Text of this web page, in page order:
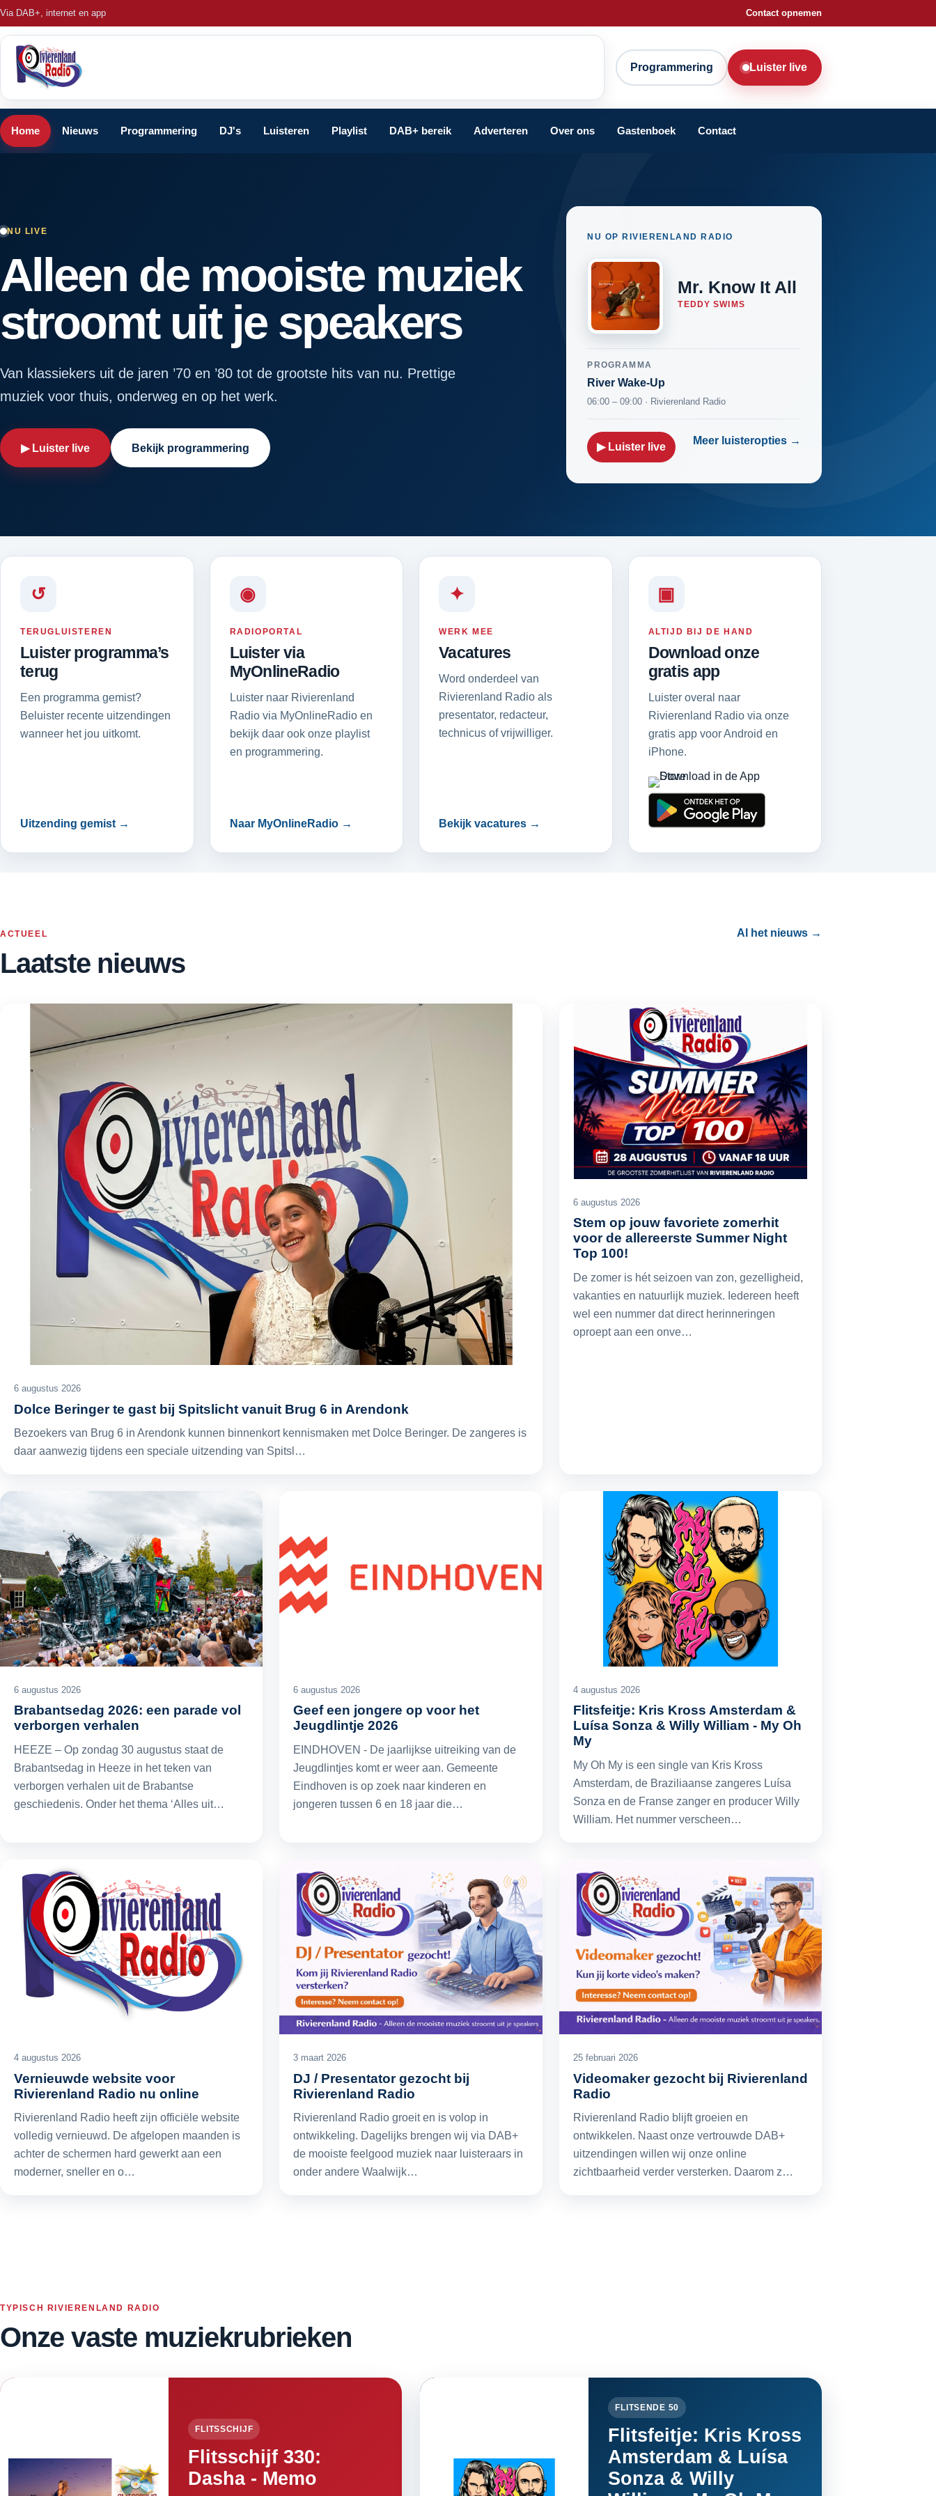
Via DAB+, internet en app Contact opnemen
Programmering Luister live
Home Nieuws Programmering DJ's Luisteren Playlist DAB+ bereik Adverteren Over ons Gastenboek Contact
NU LIVE
Alleen de mooiste muziek
stroomt uit je speakers
Van klassiekers uit de jaren ’70 en ’80 tot de grootste hits van nu. Prettige
muziek voor thuis, onderweg en op het werk.
▶ Luister live Bekijk programmering
NU OP RIVIERENLAND RADIO
Mr. Know It All
TEDDY SWIMS
PROGRAMMA
River Wake-Up
06:00 – 09:00 · Rivierenland Radio
▶ Luister live
Meer luisteropties →
↺
TERUGLUISTEREN
Luister programma’s
terug
Een programma gemist?
Beluister recente uitzendingen
wanneer het jou uitkomt.
Uitzending gemist →
◉
RADIOPORTAL
Luister via
MyOnlineRadio
Luister naar Rivierenland
Radio via MyOnlineRadio en
bekijk daar ook onze playlist
en programmering.
Naar MyOnlineRadio →
✦
WERK MEE
Vacatures
Word onderdeel van
Rivierenland Radio als
presentator, redacteur,
technicus of vrijwilliger.
Bekijk vacatures →
▣
ALTIJD BIJ DE HAND
Download onze
gratis app
Luister overal naar
Rivierenland Radio via onze
gratis app voor Android en
iPhone.
ACTUEEL
Laatste nieuws
Al het nieuws →
6 augustus 2026
Dolce Beringer te gast bij Spitslicht vanuit Brug 6 in Arendonk
Bezoekers van Brug 6 in Arendonk kunnen binnenkort kennismaken met Dolce Beringer. De zangeres is
daar aanwezig tijdens een speciale uitzending van Spitsl…
6 augustus 2026
Stem op jouw favoriete zomerhit
voor de allereerste Summer Night
Top 100!
De zomer is hét seizoen van zon, gezelligheid,
vakanties en natuurlijk muziek. Iedereen heeft
wel een nummer dat direct herinneringen
oproept aan een onve…
6 augustus 2026
Brabantsedag 2026: een parade vol
verborgen verhalen
HEEZE – Op zondag 30 augustus staat de
Brabantsedag in Heeze in het teken van
verborgen verhalen uit de Brabantse
geschiedenis. Onder het thema ‘Alles uit…
6 augustus 2026
Geef een jongere op voor het
Jeugdlintje 2026
EINDHOVEN - De jaarlijkse uitreiking van de
Jeugdlintjes komt er weer aan. Gemeente
Eindhoven is op zoek naar kinderen en
jongeren tussen 6 en 18 jaar die…
4 augustus 2026
Flitsfeitje: Kris Kross Amsterdam &
Luísa Sonza & Willy William - My Oh
My
My Oh My is een single van Kris Kross
Amsterdam, de Braziliaanse zangeres Luísa
Sonza en de Franse zanger en producer Willy
William. Het nummer verscheen…
4 augustus 2026
Vernieuwde website voor
Rivierenland Radio nu online
Rivierenland Radio heeft zijn officiële website
volledig vernieuwd. De afgelopen maanden is
achter de schermen hard gewerkt aan een
moderner, sneller en o…
3 maart 2026
DJ / Presentator gezocht bij
Rivierenland Radio
Rivierenland Radio groeit en is volop in
ontwikkeling. Dagelijks brengen wij via DAB+
de mooiste feelgood muziek naar luisteraars in
onder andere Waalwijk…
25 februari 2026
Videomaker gezocht bij Rivierenland
Radio
Rivierenland Radio blijft groeien en
ontwikkelen. Naast onze vertrouwde DAB+
uitzendingen willen wij onze online
zichtbaarheid verder versterken. Daarom z…
TYPISCH RIVIERENLAND RADIO
Onze vaste muziekrubrieken
FLITSSCHIJF
Flitsschijf 330:
Dasha - Memo
FLITSENDE 50
Flitsfeitje: Kris Kross
Amsterdam & Luísa
Sonza & Willy